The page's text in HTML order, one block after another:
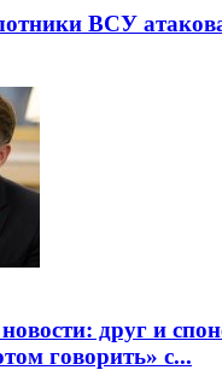
ВСУ
новости: друг и
говорить» с...